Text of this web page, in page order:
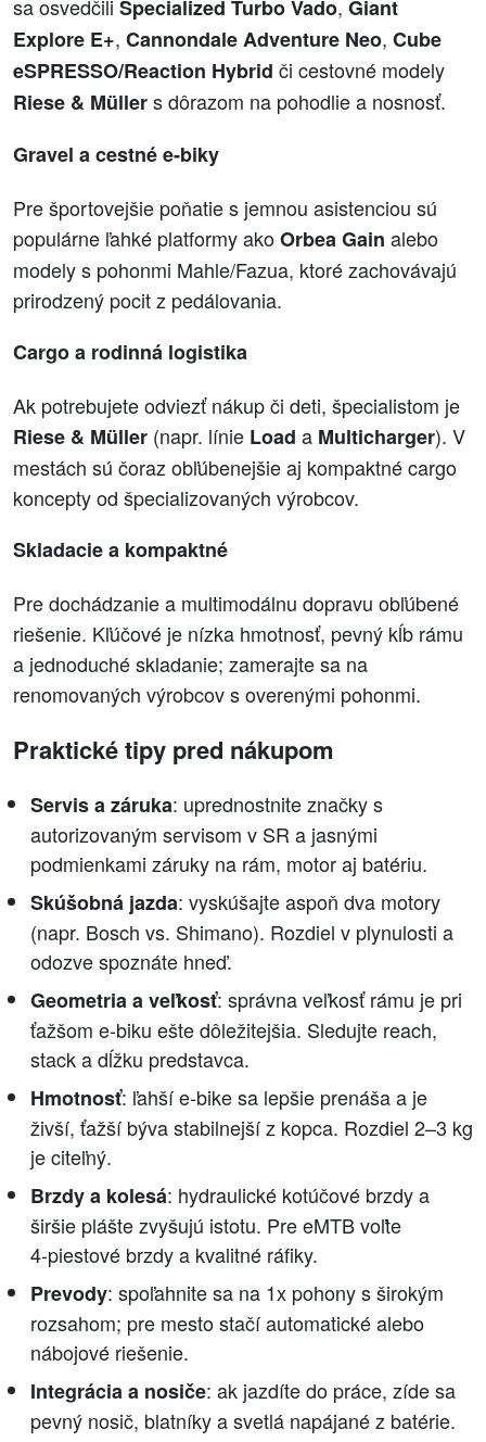
sa osvedčili Specialized Turbo Vado, Giant
Explore E+, Cannondale Adventure Neo, Cube
eSPRESSO/Reaction Hybrid či cestovné modely
Riese & Müllers dôrazom na pohodlie a nosnosť.
Gravel a cestné e‑biky
Pre športovejšie poňatie s jemnou asistenciou sú
populárne ľahké platformy akoOrbea Gain alebo
modely s pohonmi Mahle/Fazua, ktoré zachovávajú
prirodzený pocit z pedálovania.
Cargo a rodinná logistika
Ak potrebujete odviezť nákup či deti, špecialistom je
Riese & Müller (napr. línie Load a Multicharger). V
mestách sú čoraz obľúbenejšie aj kompaktné cargo
koncepty od špecializovaných výrobcov.
Skladacie a kompaktné
Pre dochádzanie a multimodálnu dopravu obľúbené
riešenie. Kľúčové je nízka hmotnosť, pevný kĺb rámu
a jednoduché skladanie; zamerajte sa na
renomovaných výrobcov s overenými pohonmi.
Praktické tipy pred nákupom
Servis a záruka: uprednostnite značky s
autorizovaným servisom v SR a jasnými
podmienkami záruky na rám, motor aj batériu.
Skúšobná jazda: vyskúšajte aspoň dva motory
(napr. Bosch vs. Shimano). Rozdiel v plynulosti a
odozve spoznáte hneď.
Geometria a veľkosť: správna veľkosť rámu je pri
ťažšom e‑biku ešte dôležitejšia. Sledujte reach,
stack a dĺžku predstavca.
Hmotnosť: ľahší e‑bike sa lepšie prenáša a je
živší, ťažší býva stabilnejší z kopca. Rozdiel 2–3 kg
je citeľný.
Brzdy a kolesá: hydraulické kotúčové brzdy a
širšie plášte zvyšujú istotu. Pre eMTB voľte
4‑piestové brzdy a kvalitné ráfiky.
Prevody: spoľahnite sa na 1x pohony s širokým
rozsahom; pre mesto stačí automatické alebo
nábojové riešenie.
Integrácia a nosiče: ak jazdíte do práce, zíde sa
pevný nosič, blatníky a svetlá napájané z batérie.